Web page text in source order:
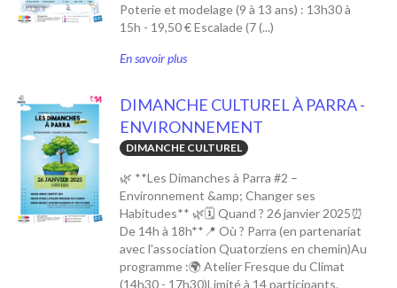
Poterie et modelage (9 à 13 ans) : 13h30 à
15h - 19,50 € Escalade (7 (...)
En savoir plus
DIMANCHE CULTUREL À PARRA -
ENVIRONNEMENT
DIMANCHE CULTUREL
🌿 **Les Dimanches à Parra #2 –
Environnement &amp; Changer ses
Habitudes** 🌿🗓 Quand ? 26 janvier 2025⏰
De 14h à 18h**📍 Où ? Parra (en partenariat
avec l'association Quatorziens en chemin)Au
programme :🌍 Atelier Fresque du Climat
(14h30 - 17h30)Limité à 14 participants.